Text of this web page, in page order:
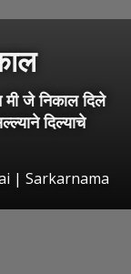
जे निकाल दिले
दिल्याचे
| Sarkarnama